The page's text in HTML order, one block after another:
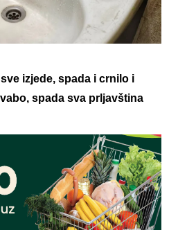
izjede, spada i crnilo i
spada sva prljavština